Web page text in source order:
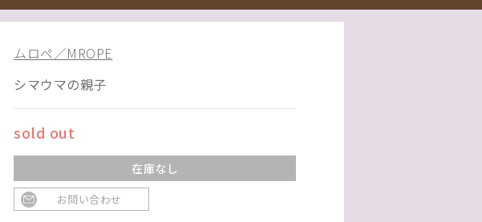
ムロペ／MROPE
シマウマの親子
sold out
在庫なし
お問い合わせ